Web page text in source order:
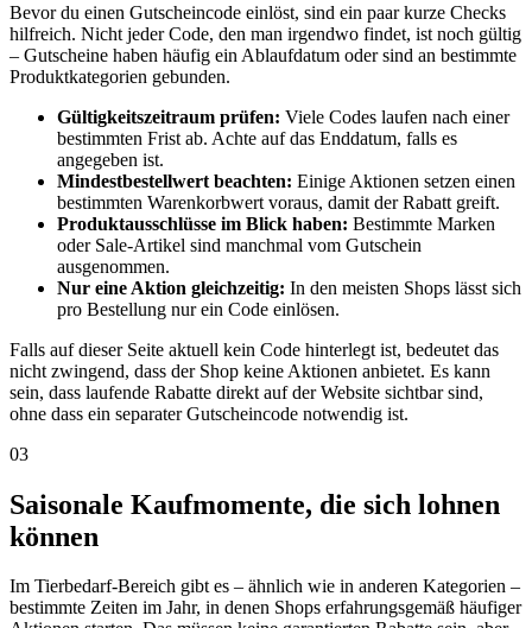
Bevor du einen Gutscheincode einlöst, sind ein paar kurze Checks
hilfreich. Nicht jeder Code, den man irgendwo findet, ist noch gültig
– Gutscheine haben häufig ein Ablaufdatum oder sind an bestimmte
Produktkategorien gebunden.
Gültigkeitszeitraum prüfen: Viele Codes laufen nach einer
bestimmten Frist ab. Achte auf das Enddatum, falls es
angegeben ist.
Mindestbestellwert beachten: Einige Aktionen setzen einen
bestimmten Warenkorbwert voraus, damit der Rabatt greift.
Produktausschlüsse im Blick haben: Bestimmte Marken
oder Sale-Artikel sind manchmal vom Gutschein
ausgenommen.
Nur eine Aktion gleichzeitig: In den meisten Shops lässt sich
pro Bestellung nur ein Code einlösen.
Falls auf dieser Seite aktuell kein Code hinterlegt ist, bedeutet das
nicht zwingend, dass der Shop keine Aktionen anbietet. Es kann
sein, dass laufende Rabatte direkt auf der Website sichtbar sind,
ohne dass ein separater Gutscheincode notwendig ist.
03
Saisonale Kaufmomente, die sich lohnen
können
Im Tierbedarf-Bereich gibt es – ähnlich wie in anderen Kategorien –
bestimmte Zeiten im Jahr, in denen Shops erfahrungsgemäß häufiger